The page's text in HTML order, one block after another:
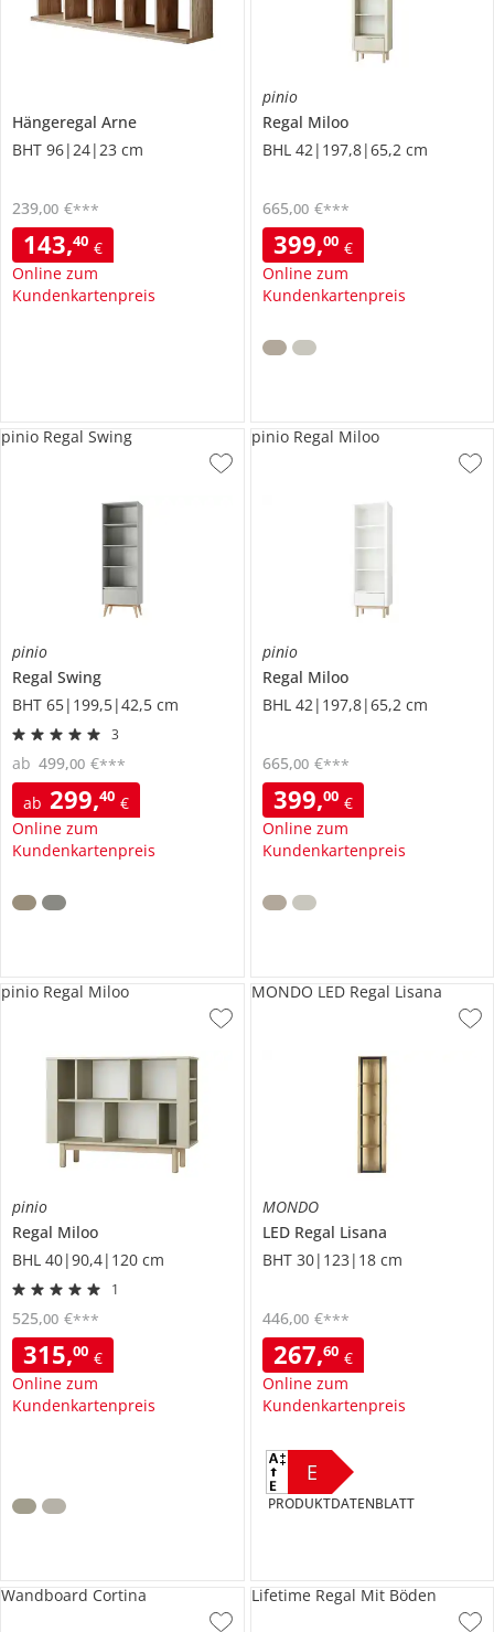
Hängeregal Arne
BHT 96|24|23 cm
143,40 €
Online zum
Kundenkartenpreis
239,00 €***
pinio
Regal Miloo
BHL 42|197,8|65,2 cm
399,00 €
Online zum
Kundenkartenpreis
665,00 €***
pinio
Regal Swing
BHT 65|199,5|42,5 cm
3
ab 299,40 €
Online zum
Kundenkartenpreis
ab 499,00 €***
pinio Regal Swing
pinio
Regal Miloo
BHL 42|197,8|65,2 cm
399,00 €
Online zum
Kundenkartenpreis
665,00 €***
pinio Regal Miloo
pinio
Regal Miloo
BHL 40|90,4|120 cm
1
315,00 €
Online zum
Kundenkartenpreis
525,00 €***
pinio Regal Miloo
MONDO
LED Regal Lisana
BHT 30|123|18 cm
267,60 €
Online zum
Kundenkartenpreis
446,00 €***
MONDO LED Regal Lisana
E
PRODUKTDATENBLATT
Wandboard Cortina Lifetime Regal Mit Böden